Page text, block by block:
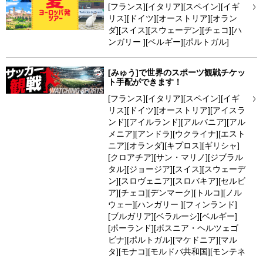
[フランス][イタリア][スペイン][イギ
リス][ドイツ][オーストリア][オラン
ダ][スイス][スウェーデン][チェコ][ハ
ンガリー ][ベルギー][ポルトガル]
[みゅう]で世界のスポーツ観戦チケッ
ト手配ができます！
[フランス][イタリア][スペイン][イギ
リス][ドイツ][オーストリア][アイスラ
ンド][アイルランド][アルバニア][アル
メニア][アンドラ][ウクライナ][エスト
ニア][オランダ][キプロス][ギリシャ]
[クロアチア][サン・マリノ][ジブラル
タル][ジョージア][スイス][スウェーデ
ン][スロヴェニア][スロバキア][セルビ
ア][チェコ][デンマーク][トルコ][ノル
ウェー][ハンガリー ][フィンランド]
[ブルガリア][ベラルーシ][ベルギー]
[ポーランド][ボスニア・ヘルツェゴ
ビナ][ポルトガル][マケドニア][マル
タ][モナコ][モルドバ共和国][モンテネ